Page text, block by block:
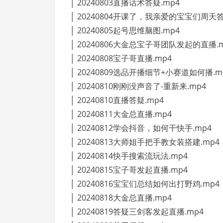
│ 20240803直播话术答疑.mp4
│ 20240804开课了，我亲爱的宝宝们周天
│ 20240805起号思维脑图.mp4
│ 20240806大金总宝子哥团队发起的直播
│ 20240808宝子哥直播.mp4
│ 20240809选品开播细节+小赛道如何播
│ 20240810刚刚没声音了-重新来.mp4
│ 20240810直播答疑.mp4
│ 20240811大金总直播.mp4
│ 20240812学会抖音，如何干快手.mp4
│ 20240813大师姐手把手教女装搭建.mp4
│ 20240814快手搜索流玩法.mp4
│ 20240815宝子哥发起直播.mp4
│ 20240816宝宝们总结如何出打野鸡.mp4
│ 20240818大金总直播.mp4
│ 20240819答疑三剑客发起直播.mp4